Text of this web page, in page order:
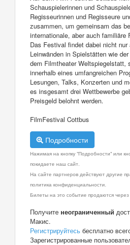
Schauspielerinnen und
Regisseurinnen und Regisseure
zusammen, um gemeinsam das
internationale, aber auch familiäre
Das Festival findet dabei nicht
Leinwänden in Spielstätten wie
dem Filmtheater Weltspiegelstatt,
innerhalb eines umfangreichen
Lesungen, Talks, Konzerten und
es insgesamt drei Wettbewerbe
Preisgeld belohnt werden.
FilmFestival Cottbus
Подробности
Нажимая на кнопку "Подробности" или
покидаете наш сайт.
На сайте партнеров действуют другие
политика конфиденциальности.
Билеты на это событие продаются через
Получите неограниченный
Макис.
Регистрируйтесь бесплатно
Зарегистрированные